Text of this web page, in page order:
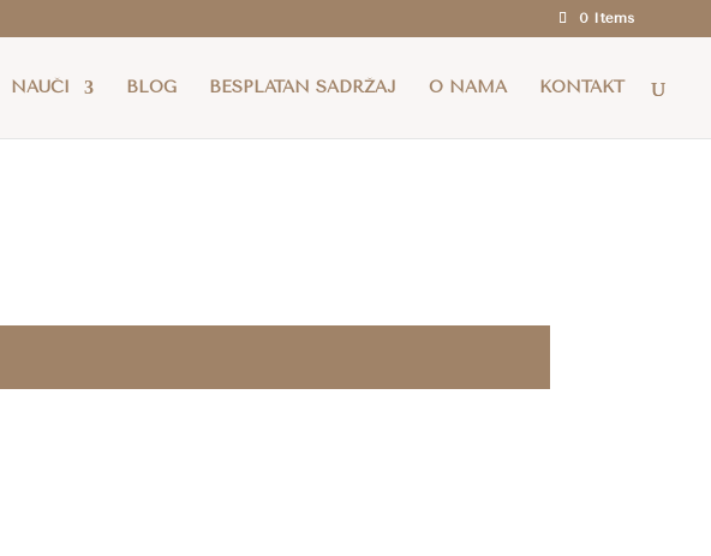
0 Items
NAUČI BLOG BESPLATAN SADRŽAJ O NAMA KONTAKT
iznad 80 eura i za cijelu EU za narudžbe iznad 100 eura.